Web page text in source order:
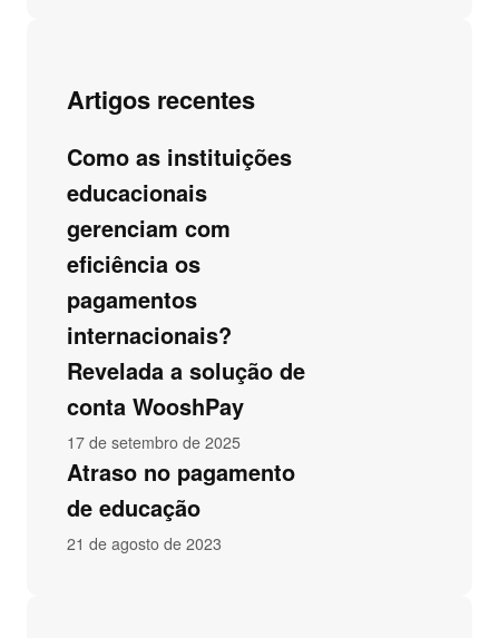
Artigos recentes
Como as instituições
educacionais
gerenciam com
eficiência os
pagamentos
internacionais?
Revelada a solução de
conta WooshPay
17 de setembro de 2025
Atraso no pagamento
de educação
21 de agosto de 2023